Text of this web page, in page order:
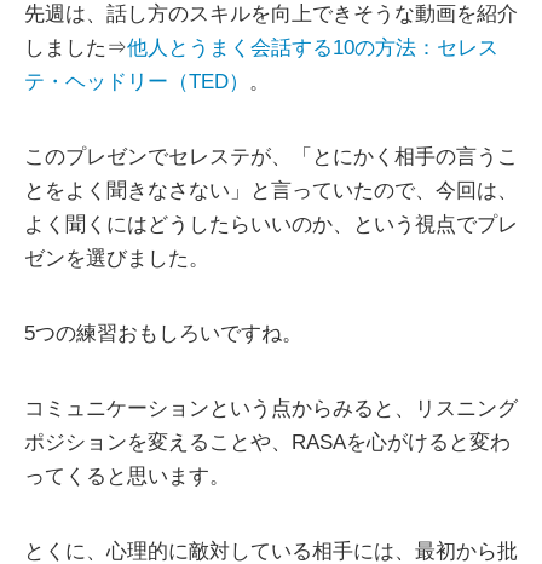
先週は、話し方のスキルを向上できそうな動画を紹介
しました⇒他人とうまく会話する10の方法：セレス
テ・ヘッドリー（TED） 。
このプレゼンでセレステが、「とにかく相手の言うこ
とをよく聞きなさない」と言っていたので、今回は、
よく聞くにはどうしたらいいのか、という視点でプレ
ゼンを選びました。
5つの練習おもしろいですね。
コミュニケーションという点からみると、リスニング
ポジションを変えることや、RASAを心がけると変わ
ってくると思います。
とくに、心理的に敵対している相手には、最初から批